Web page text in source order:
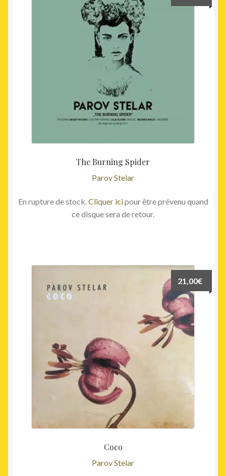
The Burning Spider
Parov Stelar
En rupture de stock.Cliquer icipour être prévenu quand
ce disque sera de retour.
Coco
Parov Stelar
21,00€